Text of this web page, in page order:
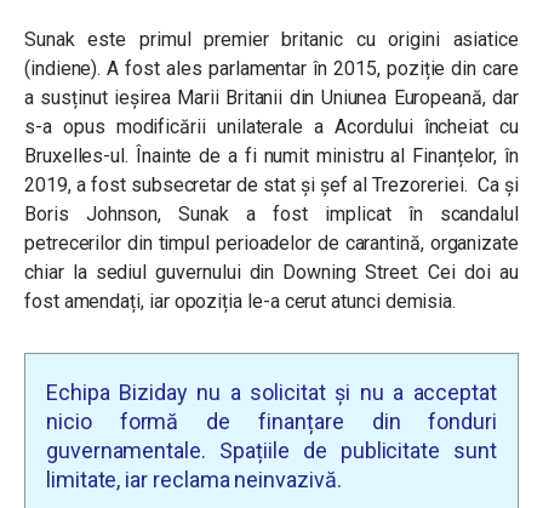
Sunak este primul premier britanic cu origini asiatice
(indiene). A fost ales parlamentar în 2015, poziție din care
a susținut ieșirea Marii Britanii din Uniunea Europeană, dar
s-a opus modificării unilaterale a Acordului încheiat cu
Bruxelles-ul. Înainte de a fi numit ministru al Finanțelor, în
2019, a fost subsecretar de stat și șef al Trezoreriei.Ca și
Boris Johnson, Sunak a fost implicat în scandalul
petrecerilor din timpul perioadelor de carantină, organizate
chiar la sediul guvernului din Downing Street. Cei doi au
fost amendați, iar opoziția le-a cerut atunci demisia.
Echipa Biziday nu a solicitat și nu a acceptat
nicio formă de finanțare din fonduri
guvernamentale. Spațiile de publicitate sunt
limitate, iar reclama neinvazivă.